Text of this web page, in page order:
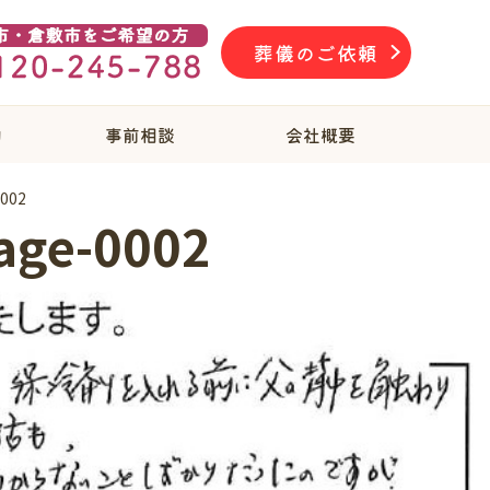
葬儀のご依頼
事前相談 会社概要
0002